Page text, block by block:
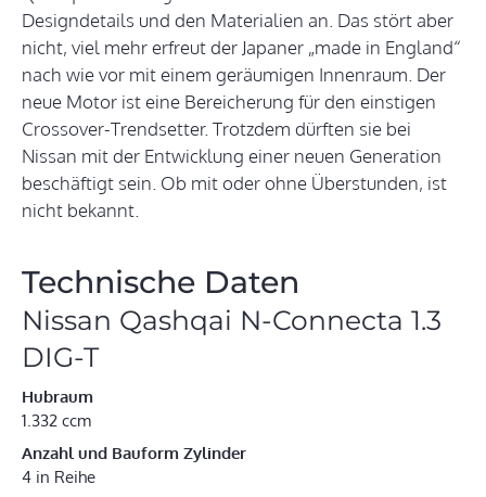
Designdetails und den Materialien an. Das stört aber
nicht, viel mehr erfreut der Japaner „made in England“
nach wie vor mit einem geräumigen Innenraum. Der
neue Motor ist eine Bereicherung für den einstigen
Crossover-Trendsetter. Trotzdem dürften sie bei
Nissan mit der Entwicklung einer neuen Generation
beschäftigt sein. Ob mit oder ohne Überstunden, ist
nicht bekannt.
Technische Daten
Nissan Qashqai N-Connecta 1.3
DIG-T
Hubraum
1.332 ccm
Anzahl und Bauform Zylinder
4 in Reihe